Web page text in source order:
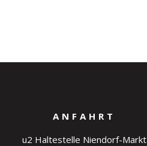
ANFAHRT
u2 Haltestelle Niendorf-Markt